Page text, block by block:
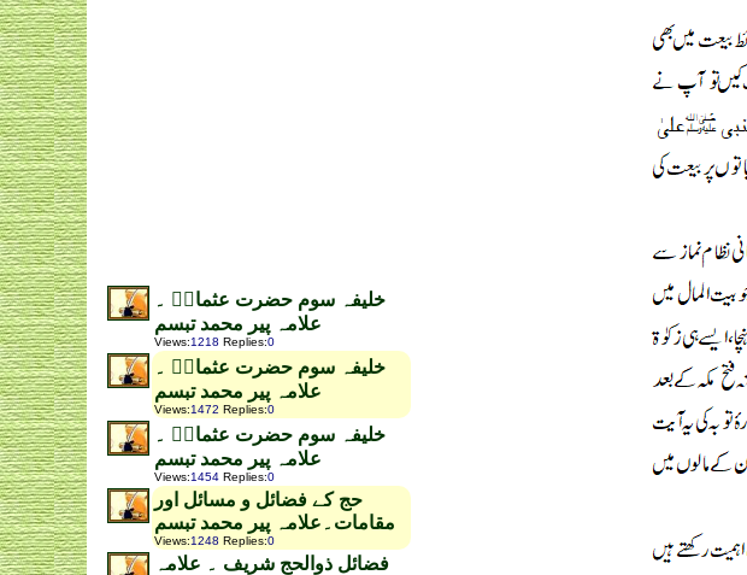
خلیفہ سوم حضرت عثمانؓ ۔
علامہ پیر محمد تبسم
Views:1218 Replies:0
خلیفہ سوم حضرت عثمانؓ ۔
علامہ پیر محمد تبسم
Views:1472 Replies:0
خلیفہ سوم حضرت عثمانؓ ۔
علامہ پیر محمد تبسم
Views:1454 Replies:0
حج کے فضائل و مسائل اور
مقامات۔علامہ پیر محمد تبسم
Views:1248 Replies:0
فضائل ذوالحج شریف ۔ علامہ